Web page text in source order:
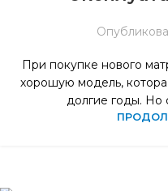
При покупке нового
хорошую модель,
долгие годы. Но